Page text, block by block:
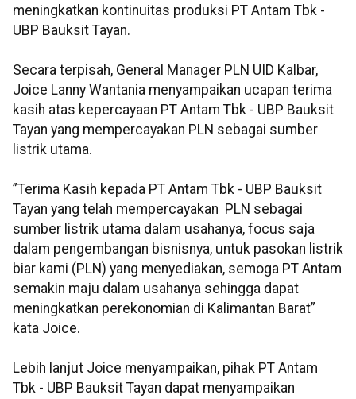
meningkatkan kontinuitas produksi PT Antam Tbk -
UBP Bauksit Tayan.
Secara terpisah, General Manager PLN UID Kalbar,
Joice Lanny Wantania menyampaikan ucapan terima
kasih atas kepercayaan PT Antam Tbk - UBP Bauksit
Tayan yang mempercayakan PLN sebagai sumber
listrik utama.
”Terima Kasih kepada PT Antam Tbk - UBP Bauksit
Tayan yang telah mempercayakan PLN sebagai
sumber listrik utama dalam usahanya, focus saja
dalam pengembangan bisnisnya, untuk pasokan listrik
biar kami (PLN) yang menyediakan, semoga PT Antam
semakin maju dalam usahanya sehingga dapat
meningkatkan perekonomian di Kalimantan Barat”
kata Joice.
Lebih lanjut Joice menyampaikan, pihak PT Antam
Tbk - UBP Bauksit Tayan dapat menyampaikan